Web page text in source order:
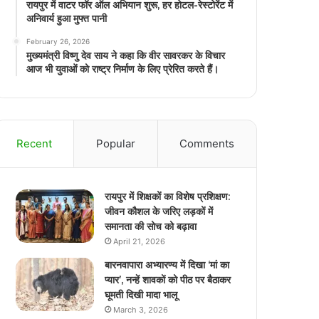
रायपुर में वाटर फॉर ऑल अभियान शुरू, हर होटल-रेस्टोरेंट में
अनिवार्य हुआ मुफ्त पानी
February 26, 2026
मुख्यमंत्री विष्णु देव साय ने कहा कि वीर सावरकर के विचार
आज भी युवाओं को राष्ट्र निर्माण के लिए प्रेरित करते हैं।
Recent Popular Comments
रायपुर में शिक्षकों का विशेष प्रशिक्षण:
जीवन कौशल के जरिए लड़कों में
समानता की सोच को बढ़ावा
April 21, 2026
बारनवापारा अभ्यारण्य में दिखा ‘मां का
प्यार’, नन्हें शावकों को पीठ पर बैठाकर
घूमती दिखी मादा भालू
March 3, 2026